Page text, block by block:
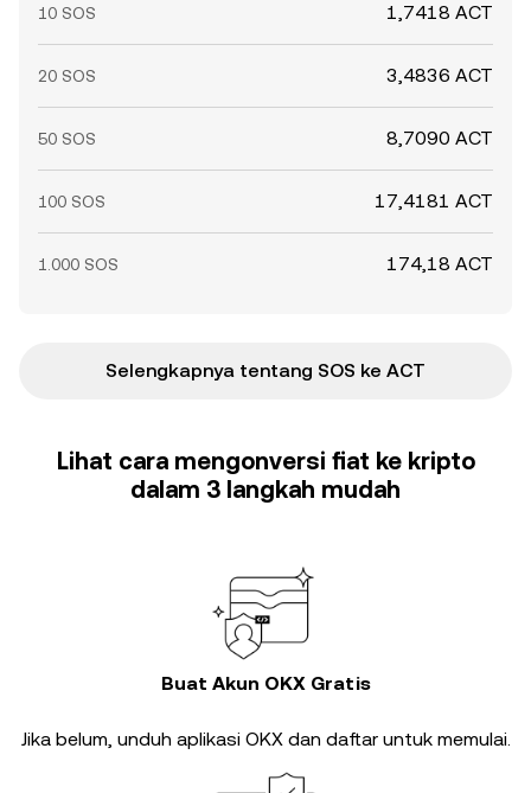
10 SOS 1,7418 ACT
20 SOS 3,4836 ACT
50 SOS 8,7090 ACT
100 SOS 17,4181 ACT
1.000 SOS 174,18 ACT
Selengkapnya tentang SOS ke ACT
Lihat cara mengonversi fiat ke kripto
dalam 3 langkah mudah
Buat Akun OKX Gratis
Jika belum, unduh aplikasi OKX dan daftar untuk memulai.